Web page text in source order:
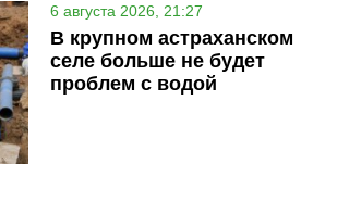
6 августа 2026, 21:27
В крупном астраханском
селе больше не будет
проблем с водой